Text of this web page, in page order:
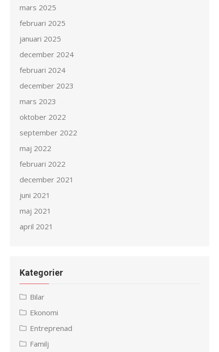
mars 2025
februari 2025
januari 2025
december 2024
februari 2024
december 2023
mars 2023
oktober 2022
september 2022
maj 2022
februari 2022
december 2021
juni 2021
maj 2021
april 2021
Kategorier
Bilar
Ekonomi
Entreprenad
Familj